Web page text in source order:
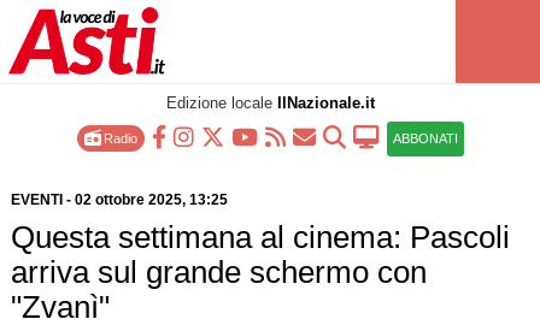
Edizione locale IlNazionale.it
Radio ABBONATI
EVENTI - 02 ottobre 2025, 13:25
Questa settimana al cinema: Pascoli
arriva sul grande schermo con
"Zvanì"